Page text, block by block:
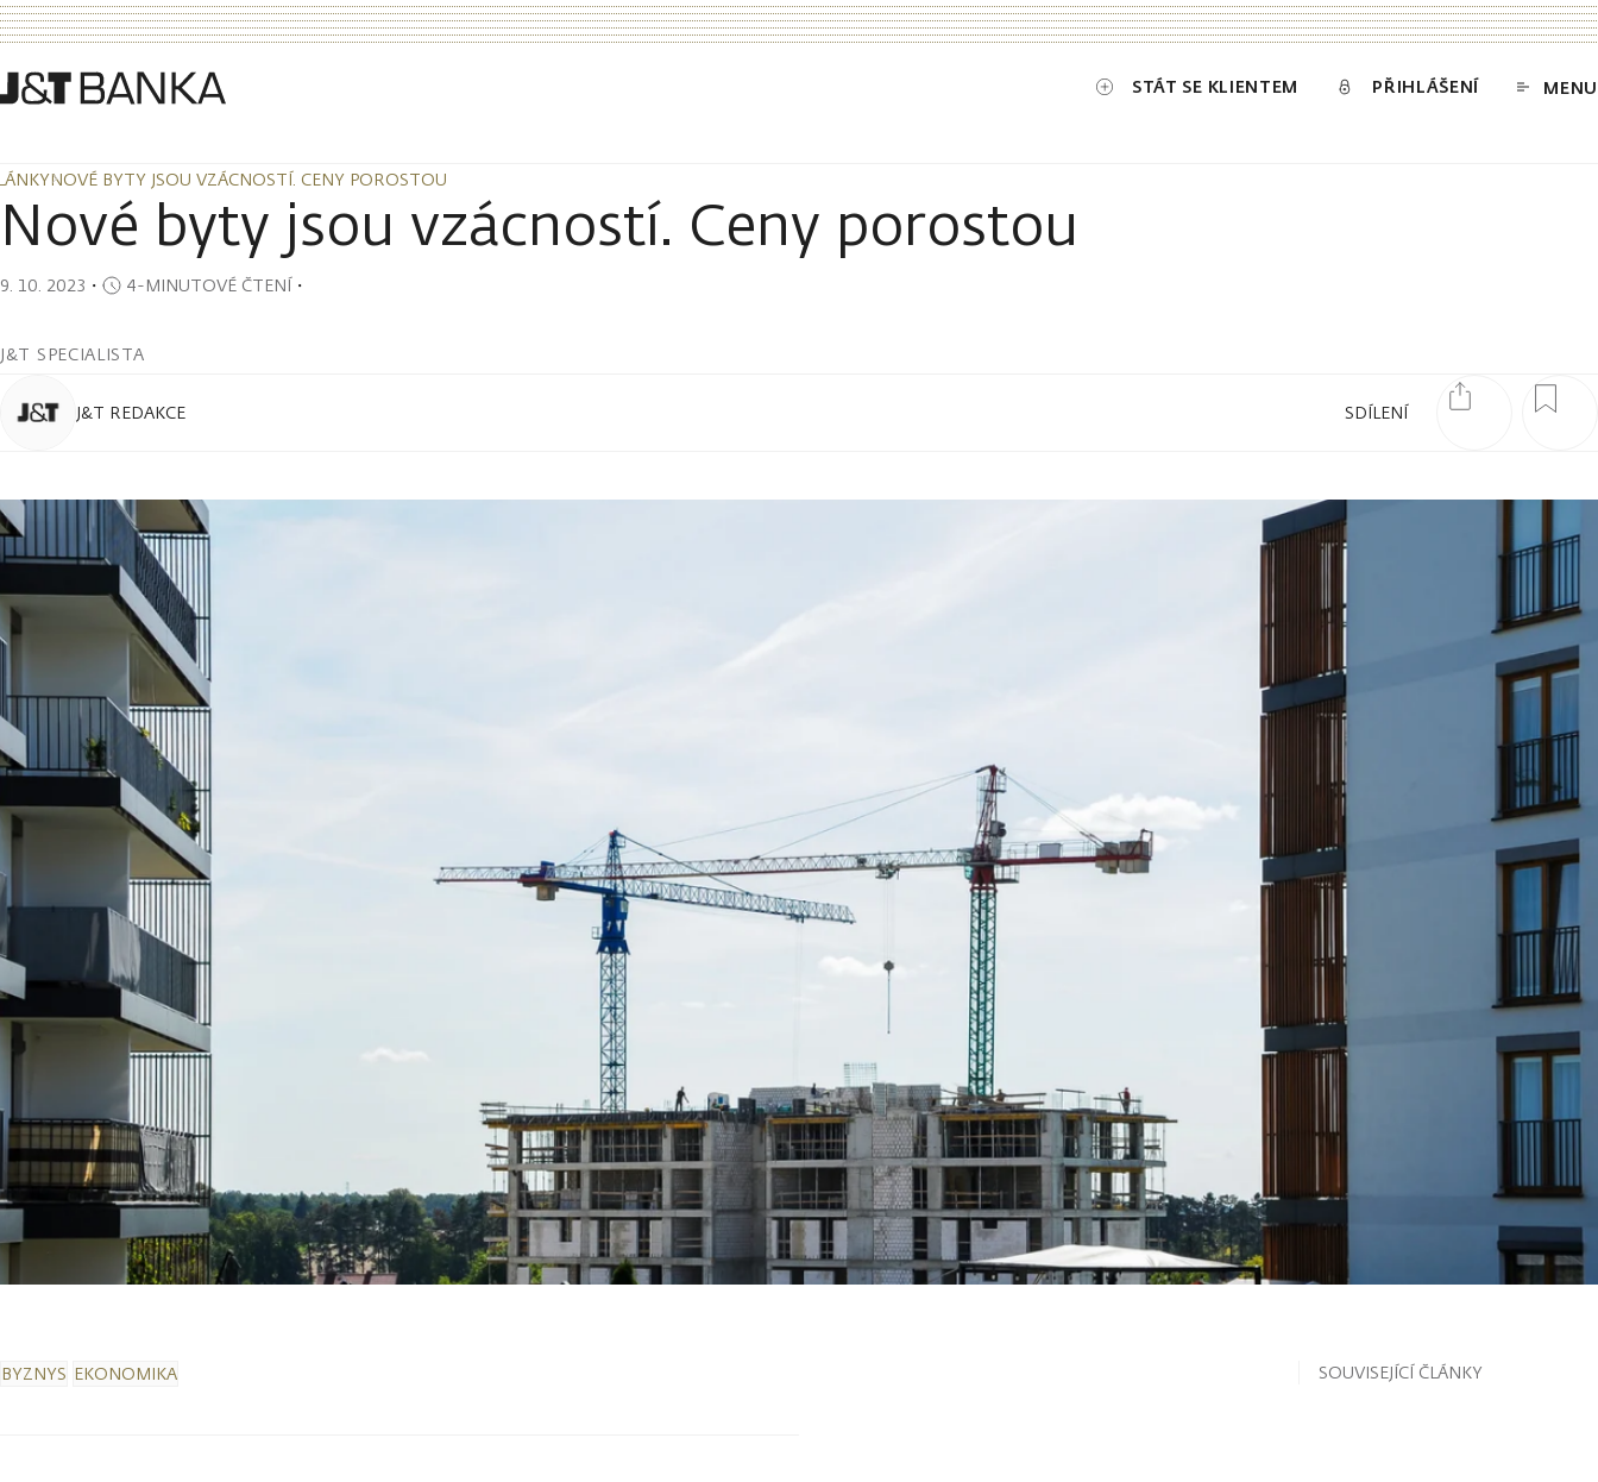
STÁT SE KLIENTEM PŘIHLÁŠENÍ MENU
NOVÉ BYTY JSOU VZÁCNOSTÍ. CENY POROSTOU
NOVÉ BYTY JSOU VZÁCNOSTÍ. CENY POROSTOU
Nové byty jsou vzácností. Ceny porostou
9. 10. 2023 ・ 4-MINUTOVÉ ČTENÍ・
J&T SPECIALISTA
SDÍLENÍ
J&T REDAKCE
BYZNYS EKONOMIKA SOUVISEJÍCÍ ČLÁNKY